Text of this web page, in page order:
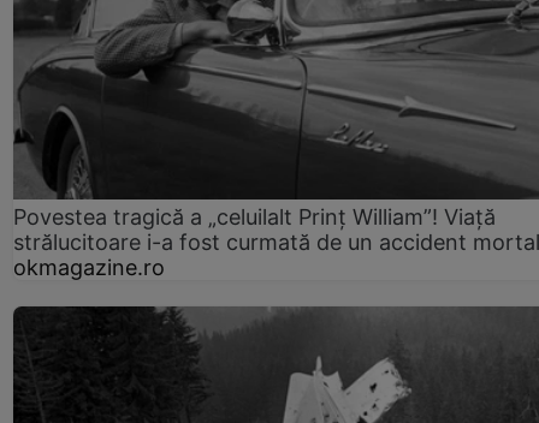
Povestea tragică a „celuilalt Prinț William”! Viață
strălucitoare i-a fost curmată de un accident mortal
okmagazine.ro